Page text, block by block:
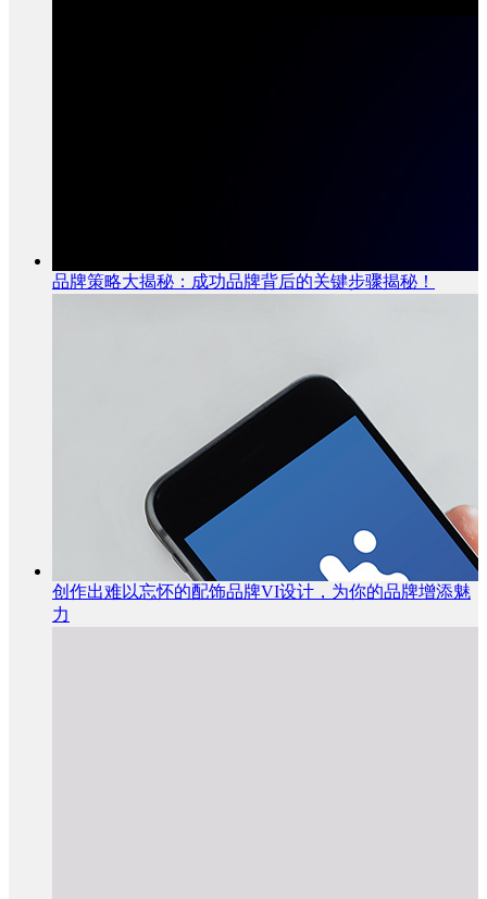
品牌策略大揭秘：成功品牌背后的关键步骤揭秘！
创作出难以忘怀的配饰品牌VI设计，为你的品牌增添魅
力